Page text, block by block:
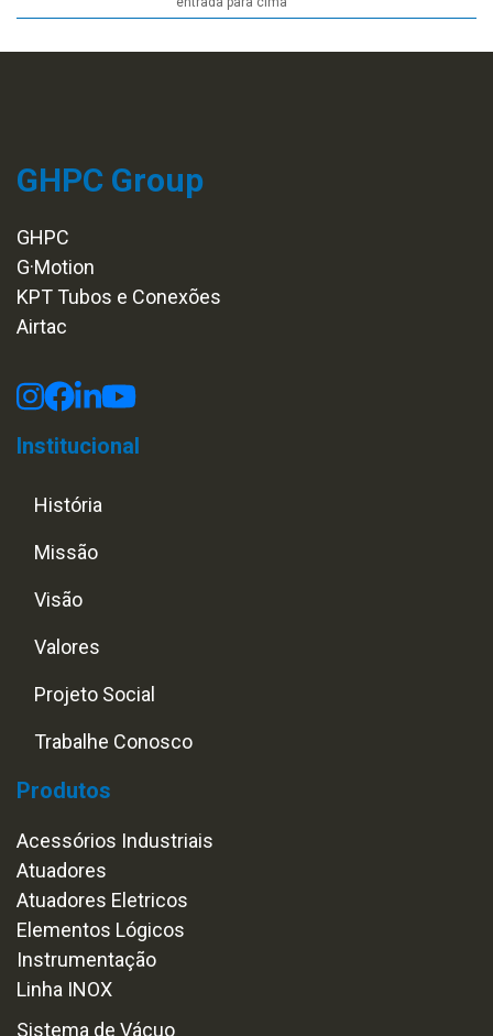
GHPC Group
GHPC
G·Motion
KPT Tubos e Conexões
Airtac
Institucional
História
Missão
Visão
Valores
Projeto Social
Trabalhe Conosco
Produtos
Acessórios Industriais
Atuadores
Atuadores Eletricos
Elementos Lógicos
Instrumentação
Linha INOX
Sistema de Vácuo